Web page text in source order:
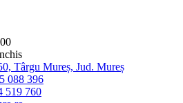
Târgu Mureș, Jud. Mureș
088 396
519 760